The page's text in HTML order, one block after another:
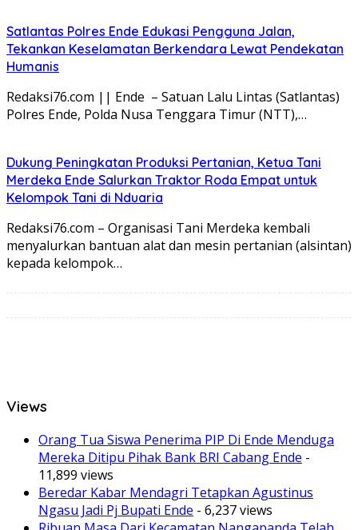
Satlantas Polres Ende Edukasi Pengguna Jalan,
Tekankan Keselamatan Berkendara Lewat Pendekatan
Humanis
Redaksi76.com || Ende – Satuan Lalu Lintas (Satlantas)
Polres Ende, Polda Nusa Tenggara Timur (NTT),…
Dukung Peningkatan Produksi Pertanian, Ketua Tani
Merdeka Ende Salurkan Traktor Roda Empat untuk
Kelompok Tani di Nduaria
Redaksi76.com – Organisasi Tani Merdeka kembali
menyalurkan bantuan alat dan mesin pertanian (alsintan)
kepada kelompok…
Views
Orang Tua Siswa Penerima PIP Di Ende Menduga
Mereka Ditipu Pihak Bank BRI Cabang Ende -
11,899 views
Beredar Kabar Mendagri Tetapkan Agustinus
Ngasu Jadi Pj Bupati Ende - 6,237 views